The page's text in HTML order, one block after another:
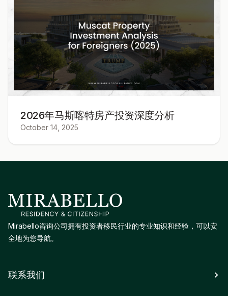
2026年马斯喀特房产投资深度分析
October 14, 2025
Mirabello咨询公司拥有投资者移民行业的专业知识和经验，可以安
全地为您导航。
联系我们